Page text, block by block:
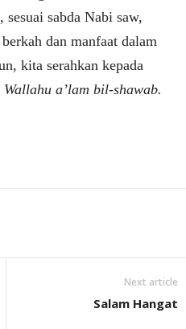
sabda Nabi saw,
dan manfaat dalam
kita serahkan kepada
Wallahu a’lam bil-shawab.
Next article
Salam Hangat